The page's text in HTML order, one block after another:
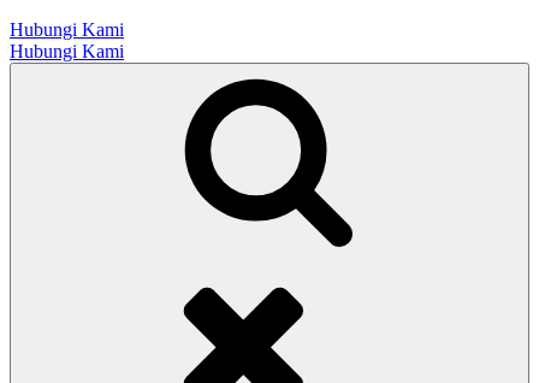
Hubungi Kami
Hubungi Kami